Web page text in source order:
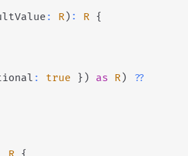
: R) : R {
: true } ) as R)
??